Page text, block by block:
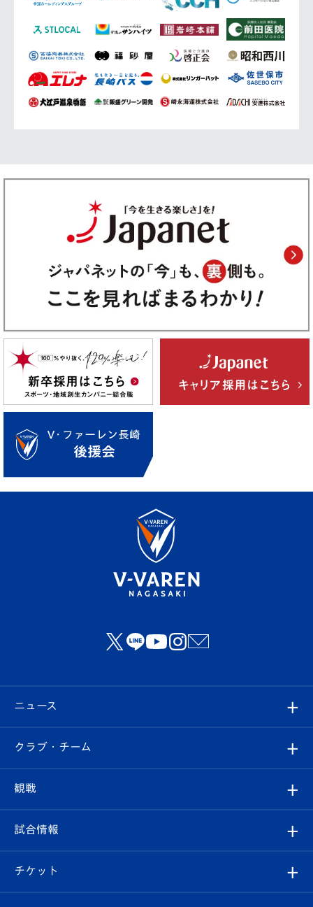
ニュース
すべて
クラブ
試合情報
クラブ・チーム
クラブ概要
エンブレム紹介
観戦
観戦ルール
はじめての観戦ガイド
試合情報
試合日程/結果
チケット